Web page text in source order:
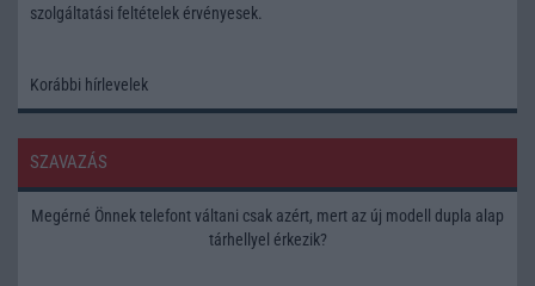
szolgáltatási feltételek érvényesek.
Korábbi hírlevelek
SZAVAZÁS
Megérné Önnek telefont váltani csak azért, mert az új modell dupla alap
tárhellyel érkezik?